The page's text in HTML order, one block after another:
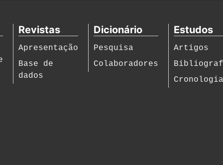
Revistas
Apresentação
Base de
dados
Dicionário
Pesquisa
Colaboradores
Estudos
Artigos